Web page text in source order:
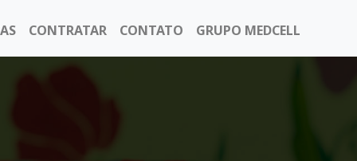
CONTRATAR CONTATO GRUPO MEDCELL